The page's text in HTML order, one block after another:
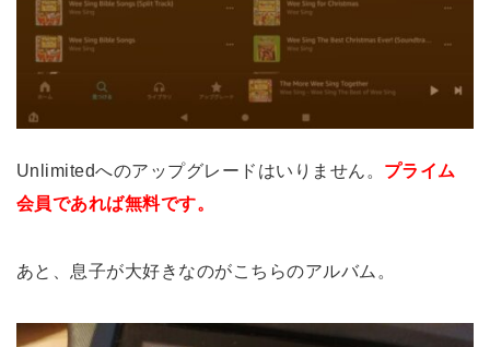
Unlimitedへのアップグレードはいりません。 プライム
会員であれば無料です。
あと、息子が大好きなのがこちらのアルバム。